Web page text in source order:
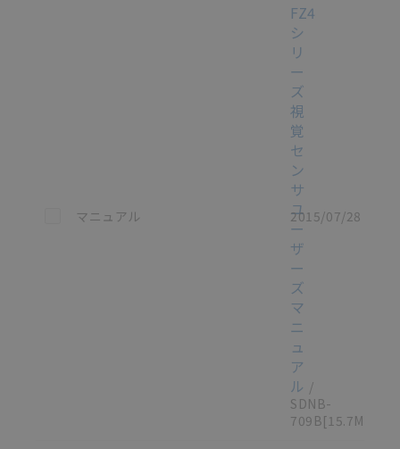
この資料を選択
マニュアル
FZ4
シ
リ
ー
ズ
視
覚
セ
ン
サ
ユ
ー
ザ
ー
ズ
マ
ニ
ュ
ア
ル /
SDNB-
709B[15.7MB]
2015/07/28